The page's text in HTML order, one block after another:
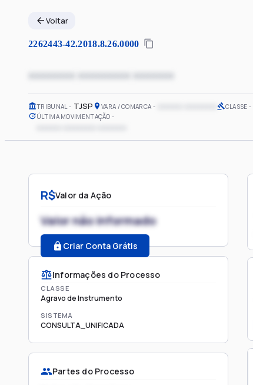
Voltar
2262443-42.2018.8.26.0000
xxxxxxxx xxxxxxxxx xxxxxxx
TRIBUNAL TJSP VARA / COMARCA CLASSE
ÚLTIMA MOVIMENTAÇÃO
R$Valor da Ação
Valor não informado
Criar Conta Grátis
Informações do Processo
CLASSE
Agravo de Instrumento
SISTEMA
CONSULTA_UNIFICADA
Partes do Processo